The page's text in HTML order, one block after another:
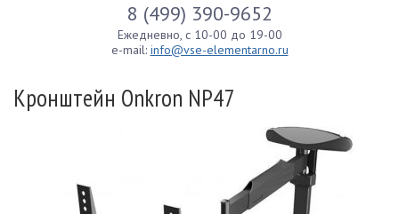
8 (499) 390-9652
Ежедневно, с 10-00 до 19-00
e-mail: info@vse-elementarno.ru
Кронштейн Onkron NP47